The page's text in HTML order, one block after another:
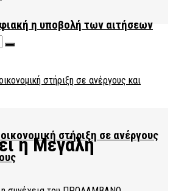
η υποβολή των αιτήσεων
στήριξη σε ανέργους
η Μεγάλη